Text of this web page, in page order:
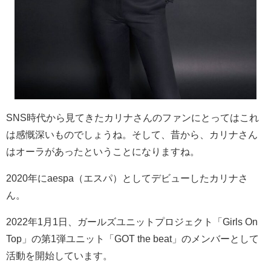
SNS時代から見てきたカリナさんのファンにとってはこれ
は感慨深いものでしょうね。そして、昔から、カリナさん
はオーラがあったということになりますね。
2020年にaespa（エスパ）としてデビューしたカリナさ
ん。
2022年1月1日、ガールズユニットプロジェクト「Girls On
Top」の第1弾ユニット「GOT the beat」のメンバーとして
活動を開始しています。